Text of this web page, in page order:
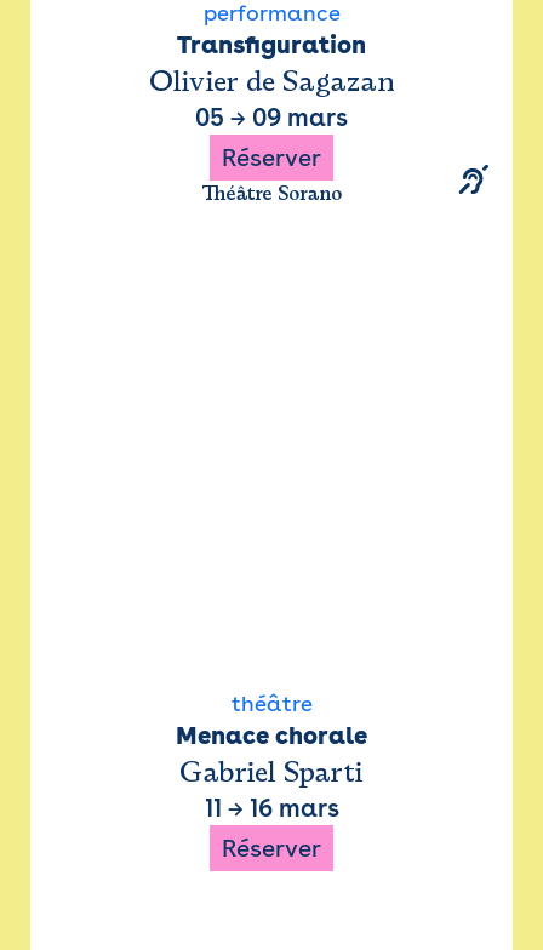
performance
Transfiguration
Olivier de Sagazan
05 → 09 mars
Réserver
Théâtre Sorano
théâtre
Menace chorale
Gabriel Sparti
11 → 16 mars
Réserver